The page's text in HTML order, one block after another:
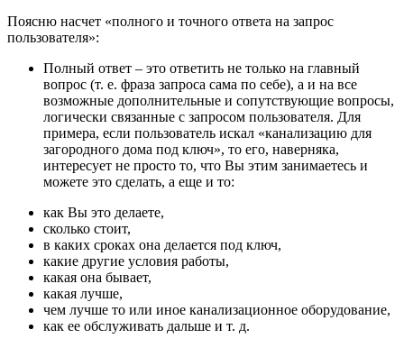
Поясню насчет «полного и точного ответа на запрос
пользователя»:
Полный ответ – это ответить не только на главный
вопрос (т. е. фраза запроса сама по себе), а и на все
возможные дополнительные и сопутствующие вопросы,
логически связанные с запросом пользователя. Для
примера, если пользователь искал «канализацию для
загородного дома под ключ», то его, наверняка,
интересует не просто то, что Вы этим занимаетесь и
можете это сделать, а еще и то:
как Вы это делаете,
сколько стоит,
в каких сроках она делается под ключ,
какие другие условия работы,
какая она бывает,
какая лучше,
чем лучше то или иное канализационное оборудование,
как ее обслуживать дальше и т. д.